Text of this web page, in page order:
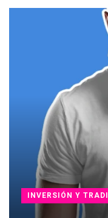
INVERSIÓN Y